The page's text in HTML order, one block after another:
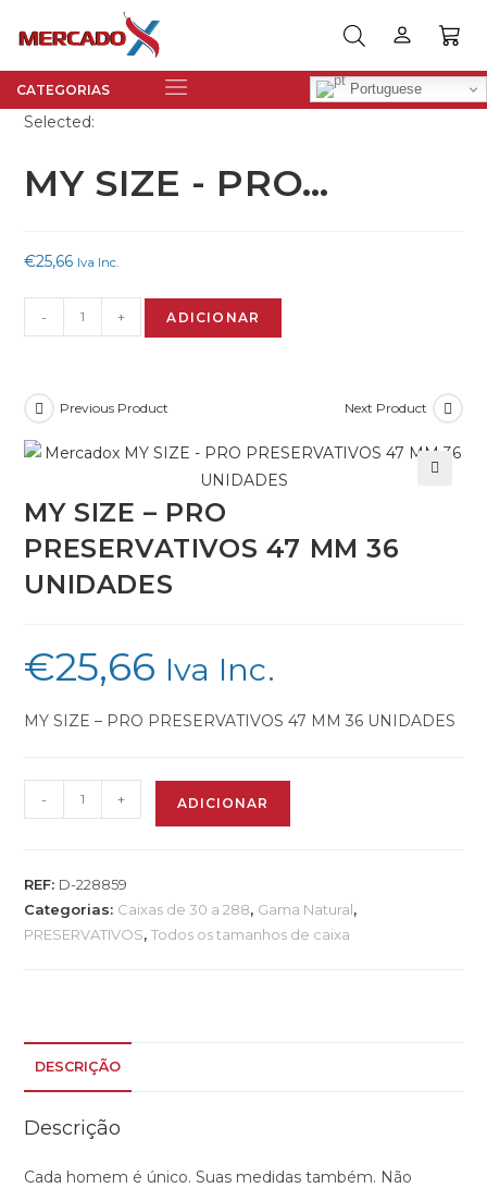
Portuguese
Selected:
MY SIZE - PRO…
€25,66 Iva Inc.
- + ADICIONAR
Previous Product Next Product
MY SIZE – PRO
PRESERVATIVOS 47 MM 36
UNIDADES
€25,66 Iva Inc.
MY SIZE – PRO PRESERVATIVOS 47 MM 36 UNIDADES
- + ADICIONAR
REF: D-228859
Categorias: Caixas de 30 a 288, Gama Natural,
PRESERVATIVOS,Todos os tamanhos de caixa
DESCRIÇÃO
Descrição
Cada homem é único. Suas medidas também. Não